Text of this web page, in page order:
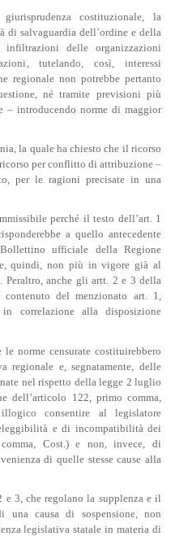
costituzionale, la
di salvaguardia dell’ordine e della
delle organizzazioni
tutelando, così, interessi
regionale non potrebbe pertanto
né tramite previsioni più
– introducendo norme di maggior
la quale ha chiesto che il ricorso
per conflitto di attribuzione –
per le ragioni precisate in una
perché il testo dell’art. 1
a quello antecedente
ufficiale della Regione
quindi, non più in vigore già al
Peraltro, anche gli artt. 2 e 3 della
del menzionato art. 1,
correlazione alla disposizione
norme censurate costituirebbero
regionale e, segnatamente, delle
nel rispetto della legge 2 luglio
dell’articolo 122, primo comma,
consentire al legislatore
e di incompatibilità dei
Cost.) e non, invece, di
di quelle stesse cause alla
3, che regolano la supplenza e il
una causa di sospensione, non
legislativa statale in materia di